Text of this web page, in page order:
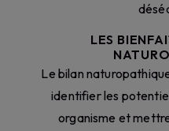
LES
Le bilan
identifier les
organisme et